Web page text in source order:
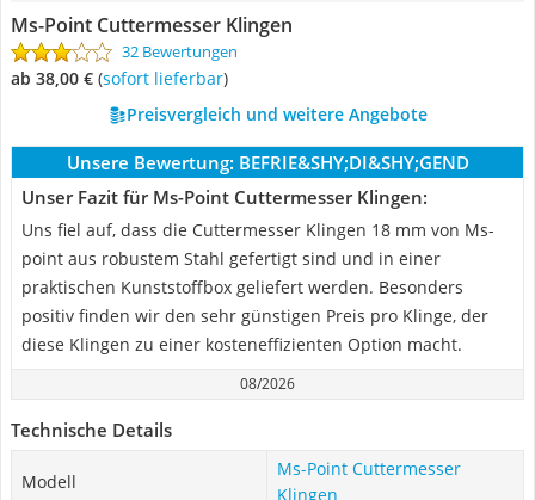
Ms-Point Cuttermesser Klingen
32 Bewertungen
ab 38,00 € ( Sofort lieferbar)
Preisvergleich und weitere Angebote
Unsere Bewertung: BEFRIE&SHY;DI&SHY;GEND
Unser Fazit für Ms-Point Cuttermesser Klingen:
Uns fiel auf, dass die Cuttermesser Klingen 18 mm von Ms-
point aus robustem Stahl gefertigt sind und in einer
praktischen Kunststoffbox geliefert werden. Besonders
positiv finden wir den sehr günstigen Preis pro Klinge, der
diese Klingen zu einer kosteneffizienten Option macht.
08/2026
Technische Details
Modell
Ms-Point Cuttermesser
Klingen